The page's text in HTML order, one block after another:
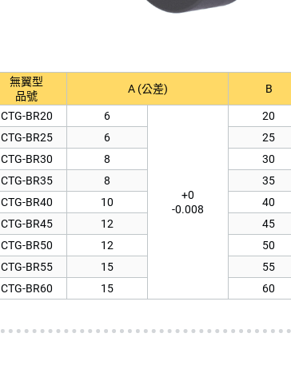
無翼型
品號
A (公差) B
CTG-BR20
6
+0
-0.008
20
CTG-BR25
6 25
CTG-BR30
8 30
CTG-BR35
8 35
CTG-BR40
10 40
CTG-BR45
12 45
CTG-BR50
12 50
CTG-BR55
15 55
CTG-BR60
15 60